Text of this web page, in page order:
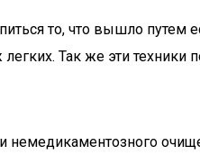
то, что вышло
Так же эти техники
немедикаментозного